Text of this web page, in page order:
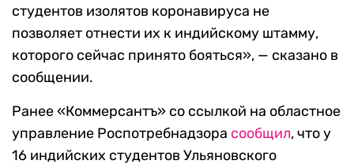
студентов изолятов коронавируса не
позволяет отнести их к индийскому штамму,
которого сейчас принято бояться», — сказано в
сообщении.
Ранее «Коммерсантъ» со ссылкой на областное
управление Роспотребнадзора сообщил, что у
16 индийских студентов Ульяновского